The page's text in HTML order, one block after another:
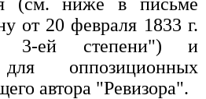
от 20 февраля 1833 г.
3-ей степени") и
оппозиционных
автора "Ревизора".